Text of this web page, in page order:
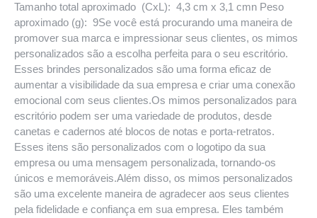
Tamanho total aproximado (CxL): 4,3 cm x 3,1 cmn Peso
aproximado (g): 9Se você está procurando uma maneira de
promover sua marca e impressionar seus clientes, os mimos
personalizados são a escolha perfeita para o seu escritório.
Esses brindes personalizados são uma forma eficaz de
aumentar a visibilidade da sua empresa e criar uma conexão
emocional com seus clientes.Os mimos personalizados para
escritório podem ser uma variedade de produtos, desde
canetas e cadernos até blocos de notas e porta-retratos.
Esses itens são personalizados com o logotipo da sua
empresa ou uma mensagem personalizada, tornando-os
únicos e memoráveis.Além disso, os mimos personalizados
são uma excelente maneira de agradecer aos seus clientes
pela fidelidade e confiança em sua empresa. Eles também